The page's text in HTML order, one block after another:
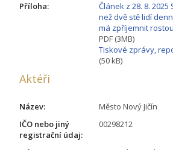
Příloha:
Článek z 28. 8.
než dvě stě lidí
má zpříjemnit
PDF (3MB)
Tiskové zprávy,
(50 kB)
Aktéři
Název:
Město Nový Jičín
IČO nebo jiný
registrační údaj:
00298212